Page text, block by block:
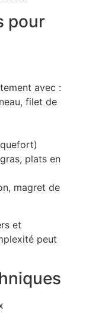
pour
avec :
filet de
plats en
magret de
et
peut